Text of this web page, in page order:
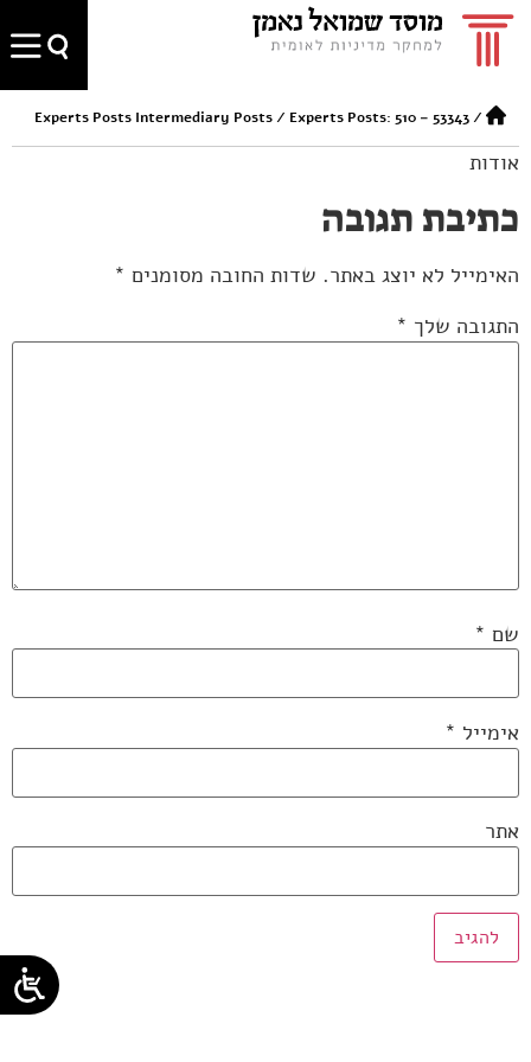
/
Experts Posts Intermediary Posts/ Experts Posts: 510 – 53343
אודות
כתיבת תגובה
האימייל לא יוצג באתר. שדות החובה מסומנים *
התגובה שלך *
שם *
אימייל *
אתר